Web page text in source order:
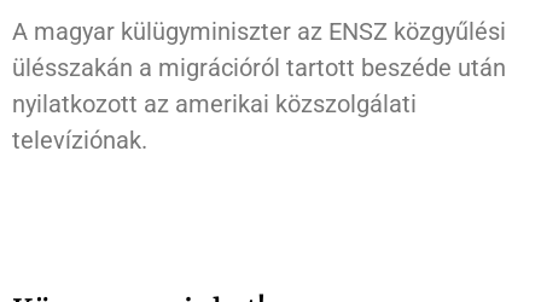
A magyar külügyminiszter az ENSZ közgyűlési
ülésszakán a migrációról tartott beszéde után
nyilatkozott az amerikai közszolgálati
televíziónak.